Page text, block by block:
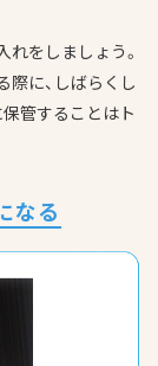
をしましょう。
に、しばらくし
管することはト
なる